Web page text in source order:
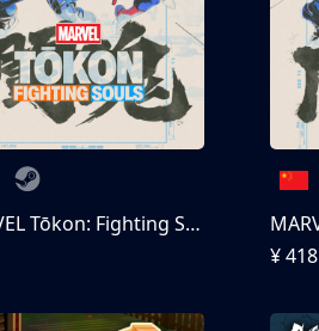
MARVEL Tōkon: Fighting Souls 终极版
¥ 418